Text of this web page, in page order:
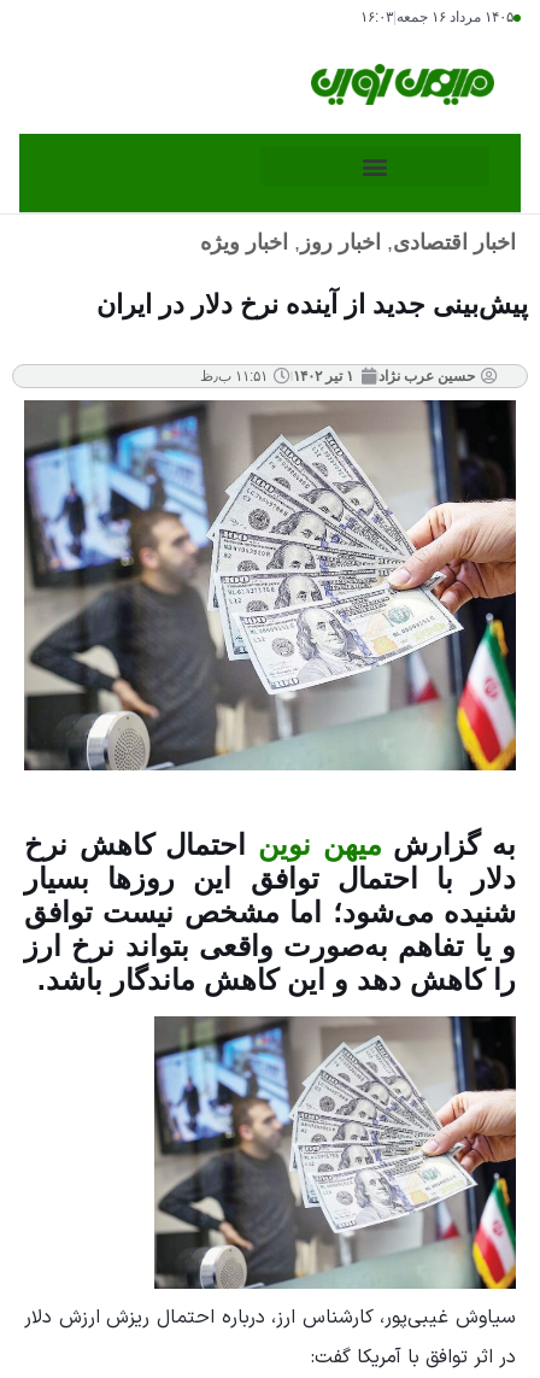
۱۴۰۵ مرداد ۱۶ جمعه ۱۶:۰۳
اخبار اقتصادی, اخبار روز , اخبار ویژه
پیش‌بینی جدید از آینده نرخ دلار در ایران
حسین عرب نژاد ۱ تیر ۱۴۰۲ ۱۱:۵۱ ب٫ظ
به گزارش میهن نوین احتمال کاهش نرخ
دلار با احتمال توافق این روز‌ها بسیار
شنیده می‌شود؛ اما مشخص نیست توافق
و یا تفاهم به‌صورت واقعی بتواند نرخ ارز
را کاهش دهد و این کاهش ماندگار باشد.
سیاوش غیبی‌پور، کارشناس ارز، درباره احتمال ریزش ارزش دلار
در اثر توافق با آمریکا گفت: